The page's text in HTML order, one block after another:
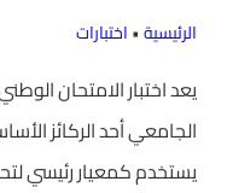
الرئيسية•اختبارات
يعد اختبار الامتحان
الجامعي أحد الركائز
يستخدم كمعيار رئيسي